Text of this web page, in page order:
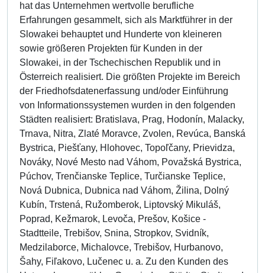
hat das Unternehmen wertvolle berufliche
Erfahrungen gesammelt, sich als Marktführer in der
Slowakei behauptet und Hunderte von kleineren
sowie größeren Projekten für Kunden in der
Slowakei, in der Tschechischen Republik und in
Österreich realisiert. Die größten Projekte im Bereich
der Friedhofsdatenerfassung und/oder Einführung
von Informationssystemen wurden in den folgenden
Städten realisiert: Bratislava, Prag, Hodonín, Malacky,
Trnava, Nitra, Zlaté Moravce, Zvolen, Revúca, Banská
Bystrica, Piešťany, Hlohovec, Topoľčany, Prievidza,
Nováky, Nové Mesto nad Váhom, Považská Bystrica,
Púchov, Trenčianske Teplice, Turčianske Teplice,
Nová Dubnica, Dubnica nad Váhom, Žilina, Dolný
Kubín, Trstená, Ružomberok, Liptovský Mikuláš,
Poprad, Kežmarok, Levoča, Prešov, Košice -
Stadtteile, Trebišov, Snina, Stropkov, Svidník,
Medzilaborce, Michalovce, Trebišov, Hurbanovo,
Šahy, Fiľakovo, Lučenec u. a. Zu den Kunden des